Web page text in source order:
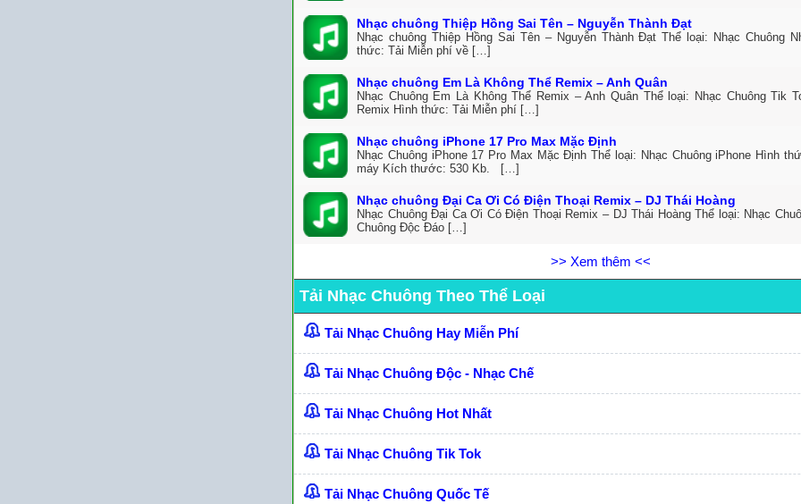
Nhạc chuông Thiệp Hồng Sai Tên – Nguyễn Thành Đạt
Nhạc chuông Thiệp Hồng Sai Tên – Nguyễn Thành Đạt Thể loại: Nhạc Chuông
thức: Tải Miễn phí về […]
Nhạc chuông Em Là Không Thể Remix – Anh Quân
Nhạc Chuông Em Là Không Thể Remix – Anh Quân Thể loại: Nhạc Chuông Tik
Remix Hình thức: Tải Miễn phí […]
Nhạc chuông iPhone 17 Pro Max Mặc Định
Nhạc Chuông iPhone 17 Pro Max Mặc Định Thể loại: Nhạc Chuông iPhone Hình
máy Kích thước: 530 Kb. […]
Nhạc chuông Đại Ca Ơi Có Điện Thoại Remix – DJ Thái Hoàng
Nhạc Chuông Đại Ca Ơi Có Điện Thoại Remix – DJ Thái Hoàng Thể loại: Nhạc
Chuông Độc Đáo […]
>> Xem thêm <<
Tải Nhạc Chuông Theo Thể Loại
Tải Nhạc Chuông Hay Miễn Phí
Tải Nhạc Chuông Độc - Nhạc Chế
Tải Nhạc Chuông Hot Nhất
Tải Nhạc Chuông Tik Tok
Tải Nhạc Chuông Quốc Tế